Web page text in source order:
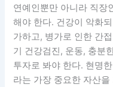
연예인뿐만 아니라 직장
해야 한다. 건강이 악화
가하고, 병가로 인한 간
기 건강검진, 운동, 충분
투자로 봐야 한다. 현명
라는 가장 중요한 자산